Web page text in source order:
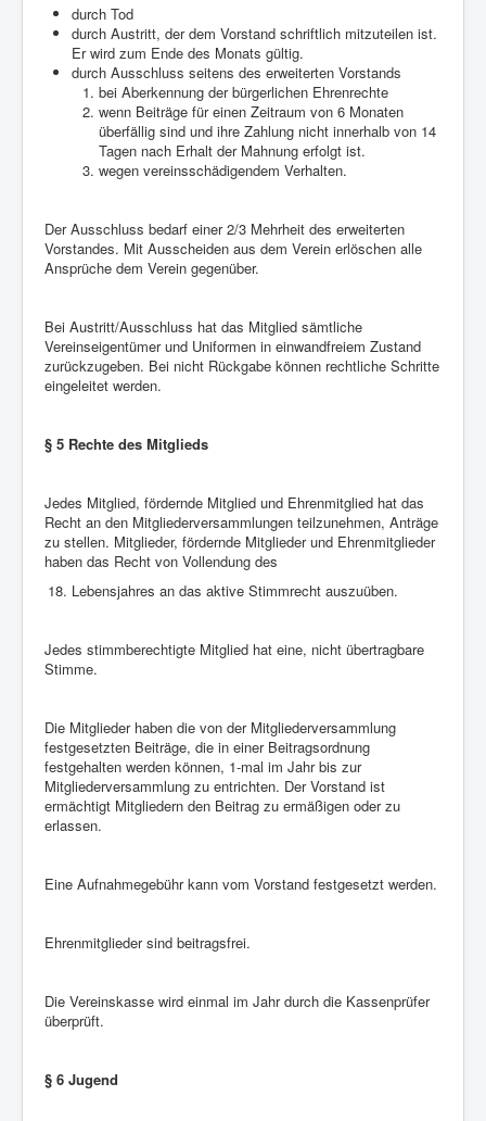
durch Tod
durch Austritt, der dem Vorstand schriftlich mitzuteilen ist.
Er wird zum Ende des Monats gültig.
durch Ausschluss seitens des erweiterten Vorstands
bei Aberkennung der bürgerlichen Ehrenrechte
wenn Beiträge für einen Zeitraum von 6 Monaten
überfällig sind und ihre Zahlung nicht innerhalb von 14
Tagen nach Erhalt der Mahnung erfolgt ist.
wegen vereinsschädigendem Verhalten.
Der Ausschluss bedarf einer 2/3 Mehrheit des erweiterten
Vorstandes. Mit Ausscheiden aus dem Verein erlöschen alle
Ansprüche dem Verein gegenüber.
Bei Austritt/Ausschluss hat das Mitglied sämtliche
Vereinseigentümer und Uniformen in einwandfreiem Zustand
zurückzugeben. Bei nicht Rückgabe können rechtliche Schritte
eingeleitet werden.
§ 5 Rechte des Mitglieds
Jedes Mitglied, fördernde Mitglied und Ehrenmitglied hat das
Recht an den Mitgliederversammlungen teilzunehmen, Anträge
zu stellen. Mitglieder, fördernde Mitglieder und Ehrenmitglieder
haben das Recht von Vollendung des
Lebensjahres an das aktive Stimmrecht auszuüben.
Jedes stimmberechtigte Mitglied hat eine, nicht übertragbare
Stimme.
Die Mitglieder haben die von der Mitgliederversammlung
festgesetzten Beiträge, die in einer Beitragsordnung
festgehalten werden können, 1-mal im Jahr bis zur
Mitgliederversammlung zu entrichten. Der Vorstand ist
ermächtigt Mitgliedern den Beitrag zu ermäßigen oder zu
erlassen.
Eine Aufnahmegebühr kann vom Vorstand festgesetzt werden.
Ehrenmitglieder sind beitragsfrei.
Die Vereinskasse wird einmal im Jahr durch die Kassenprüfer
überprüft.
§ 6 Jugend